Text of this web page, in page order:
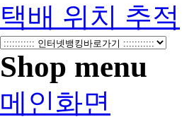
택배 위치 추적
Shop menu
메인화면